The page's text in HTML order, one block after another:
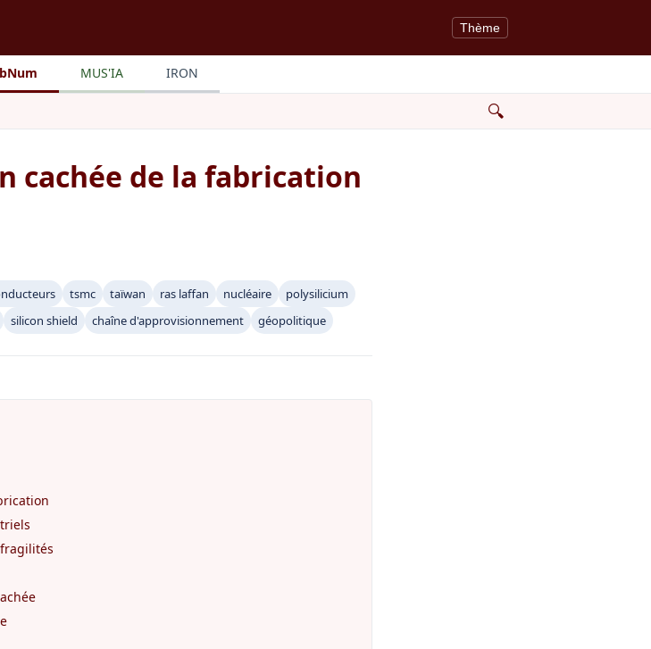
Thème
MUS'IA IRON
🔍
cachée de la fabrication
tsmc taïwan ras laffan nucléaire
polysilicium
silicon shield chaîne d'approvisionnement géopolitique